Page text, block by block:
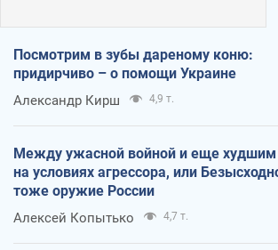
Посмотрим в зубы дареному коню:
придирчиво – о помощи Украине
Александр Кирш 4,9 т.
Между ужасной войной и еще
на условиях агрессора, или
тоже оружие России
Алексей Копытько 4,7 т.